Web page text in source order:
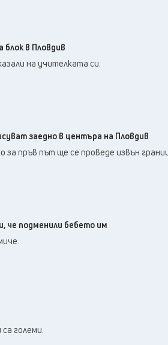
в Пловдив
на учителката си.
заедно в центъра на Пловдив
пръв път ще се проведе извън
че подменили бебето им
големи.